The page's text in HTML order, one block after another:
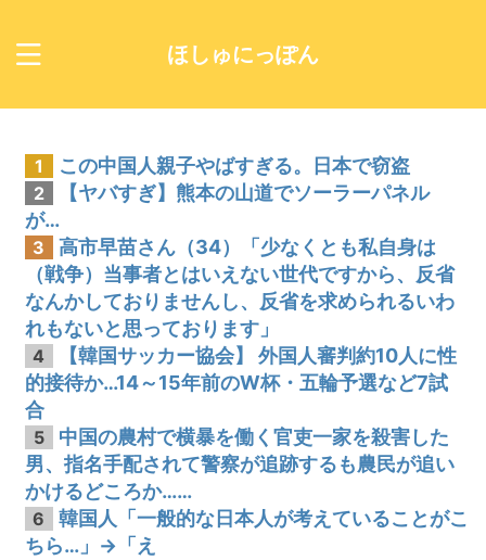
ほしゅにっぽん
1 この中国人親子やばすぎる。日本で窃盗
2
【ヤバすぎ】熊本の山道でソーラーパネル
が…
3
高市早苗さん（34）「少なくとも私自身は
（戦争）当事者とはいえない世代ですから、反省
なんかしておりませんし、反省を求められるいわ
れもないと思っております」
4
【韓国サッカー協会】 外国人審判約10人に性
的接待か…14～15年前のW杯・五輪予選など7試
合
5
中国の農村で横暴を働く官吏一家を殺害した
男、指名手配されて警察が追跡するも農民が追い
かけるどころか……
6
韓国人「一般的な日本人が考えていることがこ
ちら…」→「え